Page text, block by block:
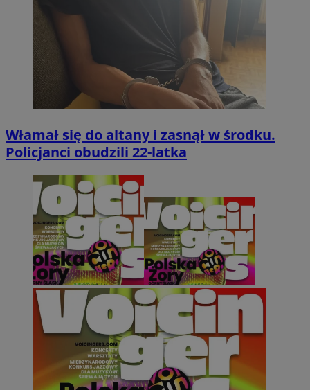
Włamał się do altany i zasnął w środku.
Policjanci obudzili 22-latka